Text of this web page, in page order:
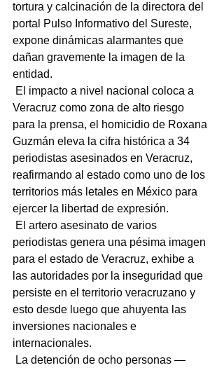
tortura y calcinación de la directora del
portal Pulso Informativo del Sureste,
expone dinámicas alarmantes que
dañan gravemente la imagen de la
entidad.
El impacto a nivel nacional coloca a
Veracruz como zona de alto riesgo
para la prensa, el homicidio de Roxana
Guzmán eleva la cifra histórica a 34
periodistas asesinados en Veracruz,
reafirmando al estado como uno de los
territorios más letales en México para
ejercer la libertad de expresión.
El artero asesinato de varios
periodistas genera una pésima imagen
para el estado de Veracruz, exhibe a
las autoridades por la inseguridad que
persiste en el territorio veracruzano y
esto desde luego que ahuyenta las
inversiones nacionales e
internacionales.
La detención de ocho personas —